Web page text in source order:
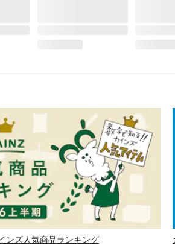
ンズ人気商品ランキング